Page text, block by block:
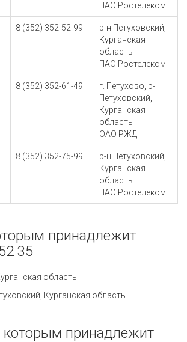
ПАО Ростелеком
8 (352) 352-52-99
р-н Петуховский,
Курганская
область
ПАО Ростелеком
8 (352) 352-61-49
г. Петухово, р-н
Петуховский,
Курганская
область
ОАО РЖД
8 (352) 352-75-99
р-н Петуховский,
Курганская
область
ПАО Ростелеком
принадлежит
35
область
Курганская область
принадлежит